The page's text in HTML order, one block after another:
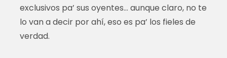
exclusivos pa’ sus oyentes… aunque claro, no te
lo van a decir por ahí, eso es pa’ los fieles de
verdad.